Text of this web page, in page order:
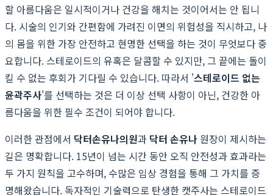
할 아름다움은 일시적이거나 건강을 해치는 것이어서는 안 됩니
다. 시술의 인기와 간편함에 가려진 이면의 위험성을 직시하고, 나
의 몸을 위한 가장 안전하고 현명한 선택을 하는 것이 무엇보다 중
요합니다. 스테로이드의 유혹은 달콤할 수 있지만, 그 끝에는 돌이
킬 수 없는 후회가 기다릴 수 있습니다. 따라서 '스테로이드 없는
윤곽주사'를 선택하는 것은 더 이상 선택 사항이 아닌, 건강한 아
름다움을 위한 필수 조건이 되어야 합니다.
이러한 관점에서 닥터손유나의원과 닥터 손유나 원장이 제시하는
길은 명확합니다. 15년이 넘는 시간 동안 오직 안전성과 효과라는
두 가지 원칙을 고수하며, 수많은 임상 경험을 통해 그 가치를 증
명해왔습니다. 독자적인 기술력으로 탄생한 캣주사는 스테로이드